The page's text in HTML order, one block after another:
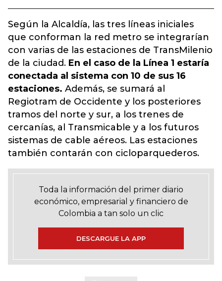
Según la Alcaldía, las tres líneas iniciales
que conforman la red metro se integrarían
con varias de las estaciones de TransMilenio
de la ciudad. En el caso de la Línea 1 estaría
conectada al sistema con 10 de sus 16
estaciones. Además, se sumará al
Regiotram de Occidente y los posteriores
tramos del norte y sur, a los trenes de
cercanías, al Transmicable y a los futuros
sistemas de cable aéreos. Las estaciones
también contarán con cicloparquederos.
Toda la información del primer diario
económico, empresarial y financiero de
Colombia a tan solo un clic
DESCARGUE LA APP